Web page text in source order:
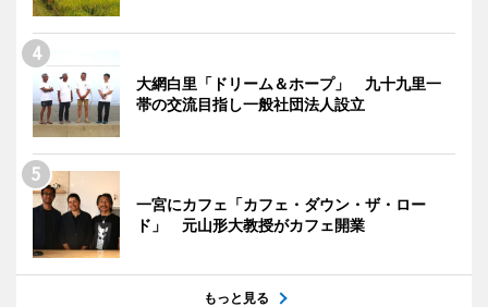
大網白里「ドリーム＆ホープ」 九十九里一
帯の交流目指し一般社団法人設立
一宮にカフェ「カフェ・ダウン・ザ・ロー
ド」 元山形大教授がカフェ開業
もっと見る